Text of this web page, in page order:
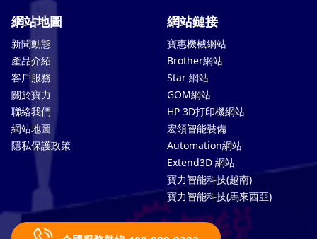
網站地圖
新聞動態
產品介紹
客戶服務
關於寶力
聯絡我們
網站地圖
隱私保護政策
網站鏈接
寶惠機械網站
Brother網站
Star 網站
GOM網站
HP 3D打印機網站
宏領智能裝備
Automation網站
Extend3D 網站
寶力智能科技(越南)
寶力智能科技(馬來西亞)